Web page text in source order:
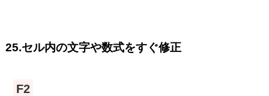
25.セル内の文字や数式をすぐ修正
F2